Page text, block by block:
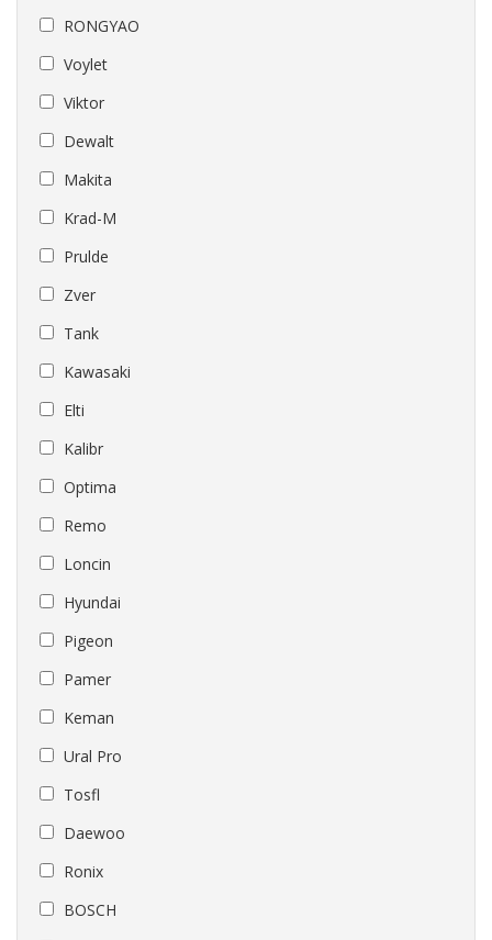
RONGYAO
Voylet
Viktor
Dewalt
Makita
Krad-M
Prulde
Zver
Tank
Kawasaki
Elti
Kalibr
Optima
Remo
Loncin
Hyundai
Pigeon
Pamer
Keman
Ural Pro
Tosfl
Daewoo
Ronix
BOSCH